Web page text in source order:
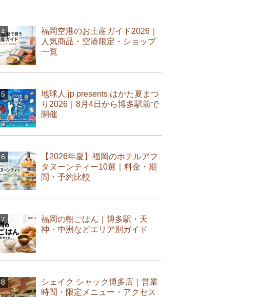
福岡空港のお土産ガイド2026｜
人気商品・空港限定・ショップ
一覧
地球人.jp presents はかた夏まつ
り2026｜8月4日から博多駅前で
開催
【2026年夏】福岡のホテルアフ
タヌーンティー10選｜料金・期
間・予約比較
福岡の朝ごはん｜博多駅・天
神・中洲などエリア別ガイド
シェイク シャック博多店｜営業
時間・限定メニュー・アクセス